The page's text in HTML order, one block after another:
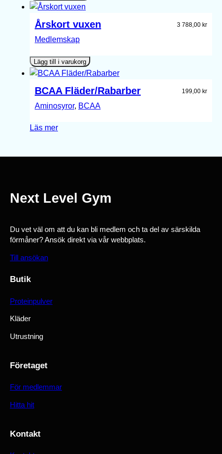
Årskort vuxen 3 788,00 kr
Medlemskap
Lägg till i varukorg
BCAA Fläder/Rabarber 199,00 kr
Aminosyror, BCAA
Läs mer
Next Level Gym
Du vet väl om att du kan bli medlem och ta del av särskilda
förmåner? Ansök direkt via vår webbplats.
Till ansökan
Butik
Proteinpulver
Kläder
Utrustning
Företaget
För medlemmar
Hitta hit
Kontakt